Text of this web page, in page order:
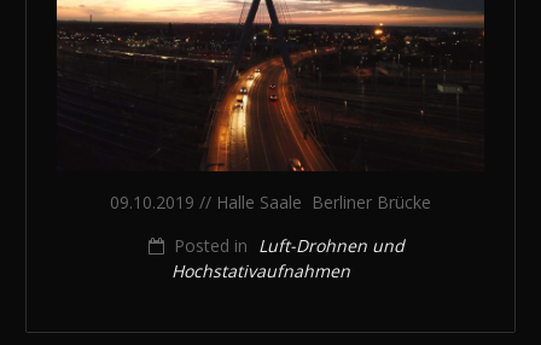
09.10.2019 // Halle Saale Berliner Brücke
Posted in Luft-Drohnen und
Hochstativaufnahmen